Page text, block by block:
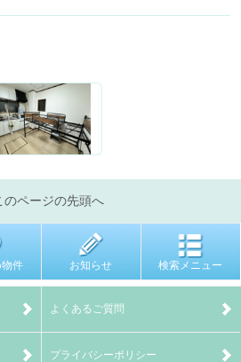
のページの先頭へ
件 お知らせ 検索メニュー
よくあるご質問
プライバシーポリシー